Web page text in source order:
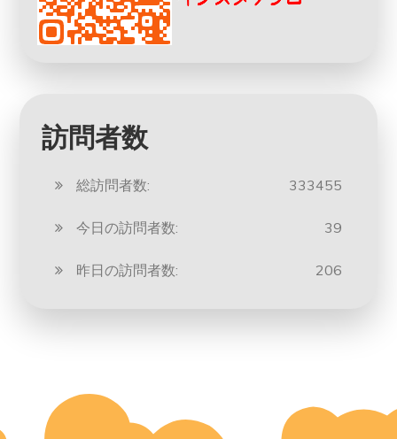
訪問者数
333455
総訪問者数:
39
今日の訪問者数:
206
昨日の訪問者数: